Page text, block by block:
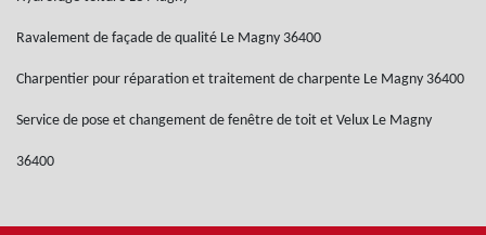
Ravalement de façade de qualité Le Magny 36400
Charpentier pour réparation et traitement de charpente Le Magny 36400
Service de pose et changement de fenêtre de toit et Velux Le Magny
36400